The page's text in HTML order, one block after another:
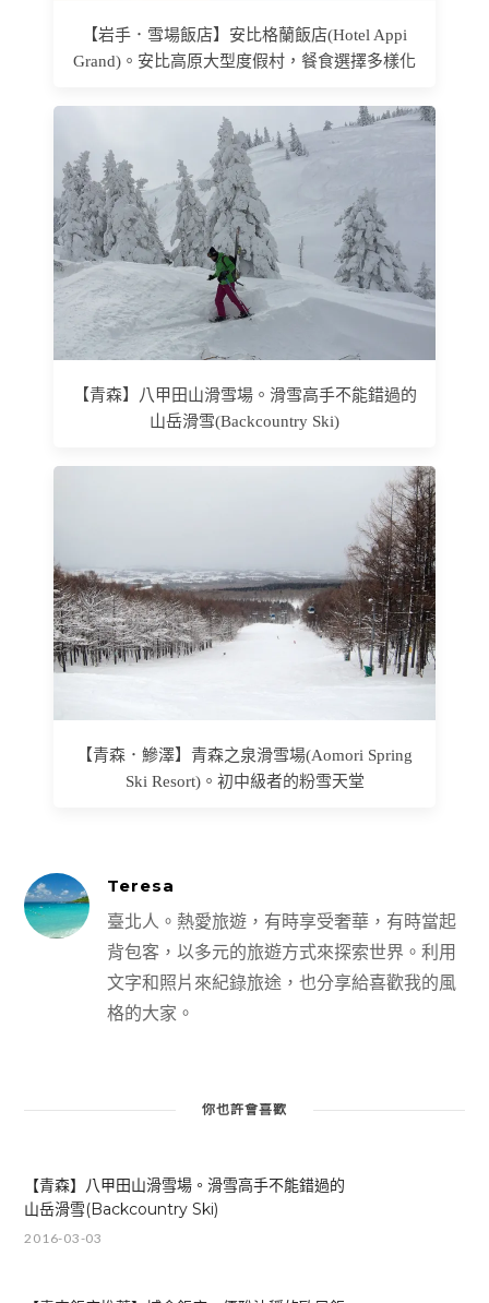
【岩手．雪場飯店】安比格蘭飯店(Hotel Appi
Grand)。安比高原大型度假村，餐食選擇多樣化
【青森】八甲田山滑雪場。滑雪高手不能錯過的
山岳滑雪(Backcountry Ski)
【青森．鰺澤】青森之泉滑雪場(Aomori Spring
Ski Resort)。初中級者的粉雪天堂
Teresa
臺北人。熱愛旅遊，有時享受奢華，有時當起
背包客，以多元的旅遊方式來探索世界。利用
文字和照片來紀錄旅途，也分享給喜歡我的風
格的大家。
你也許會喜歡
【青森】八甲田山滑雪場。滑雪高手不能錯過的
山岳滑雪(Backcountry Ski)
2016-03-03